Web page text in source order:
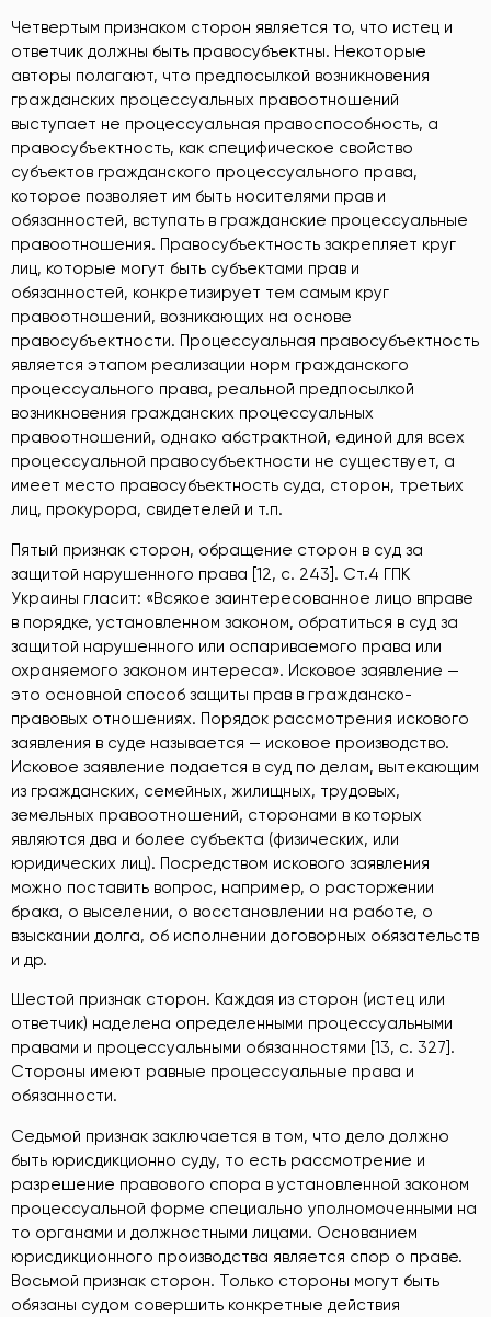
Четвертым признаком сторон является то, что истец и
ответчик должны быть правосубъектны. Некоторые
авторы полагают, что предпосылкой возникновения
гражданских процессуальных правоотношений
выступает не процессуальная правоспособность, а
правосубъектность, как специфическое свойство
субъектов гражданского процессуального права,
которое позволяет им быть носителями прав и
обязанностей, вступать в гражданские процессуальные
правоотношения. Правосубъектность закрепляет круг
лиц, которые могут быть субъектами прав и
обязанностей, конкретизирует тем самым круг
правоотношений, возникающих на основе
правосубъектности. Процессуальная правосубъектность
является этапом реализации норм гражданского
процессуального права, реальной предпосылкой
возникновения гражданских процессуальных
правоотношений, однако абстрактной, единой для всех
процессуальной правосубъектности не существует, а
имеет место правосубъектность суда, сторон, третьих
лиц, прокурора, свидетелей и т.п.
Пятый признак сторон, обращение сторон в суд за
защитой нарушенного права [12, c. 243]. Ст.4 ГПК
Украины гласит: «Всякое заинтересованное лицо вправе
в порядке, установленном законом, обратиться в суд за
защитой нарушенного или оспариваемого права или
охраняемого законом интереса». Исковое заявление —
это основной способ защиты прав в гражданско-
правовых отношениях. Порядок рассмотрения искового
заявления в суде называется — исковое производство.
Исковое заявление подается в суд по делам, вытекающим
из гражданских, семейных, жилищных, трудовых,
земельных правоотношений, сторонами в которых
являются два и более субъекта (физических, или
юридических лиц). Посредством искового заявления
можно поставить вопрос, например, о расторжении
брака, о выселении, о восстановлении на работе, о
взыскании долга, об исполнении договорных обязательств
и др.
Шестой признак сторон. Каждая из сторон (истец или
ответчик) наделена определенными процессуальными
правами и процессуальными обязанностями [13, с. 327].
Стороны имеют равные процессуальные права и
обязанности.
Седьмой признак заключается в том, что дело должно
быть юрисдикционно суду, то есть рассмотрение и
разрешение правового спора в установленной законом
процессуальной форме специально уполномоченными на
то органами и должностными лицами. Основанием
юрисдикционного производства является спор о праве.
Восьмой признак сторон. Только стороны могут быть
обязаны судом совершить конкретные действия